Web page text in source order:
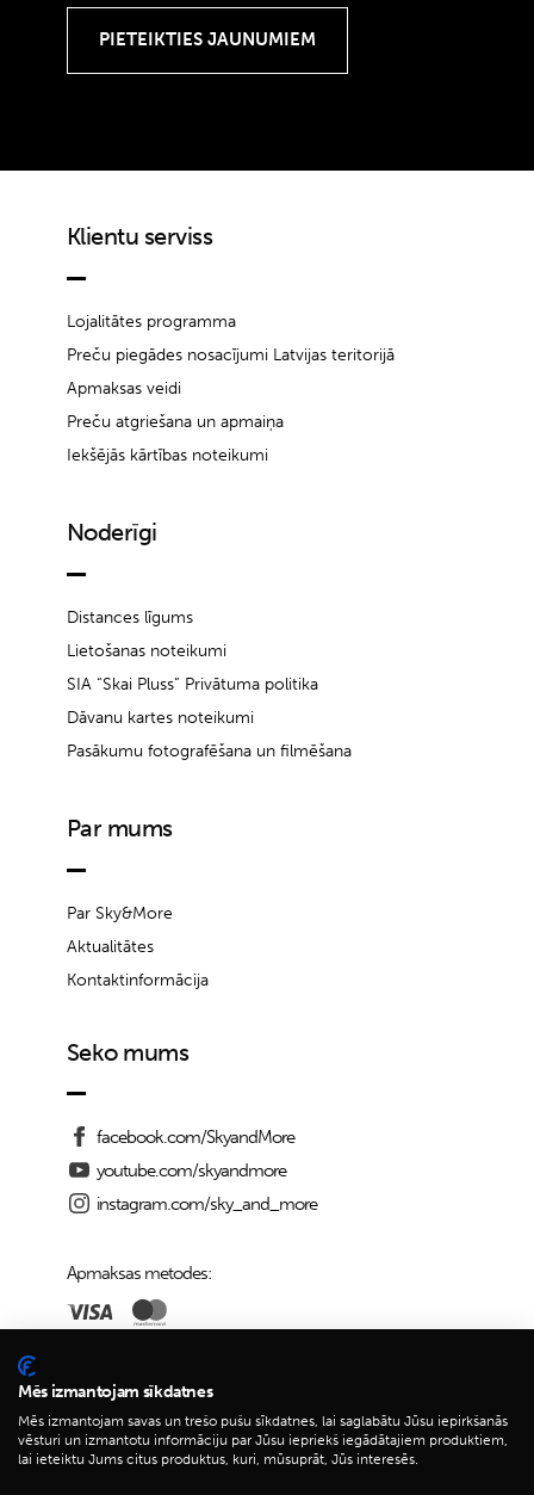
Klientu serviss
Lojalitātes programma
Preču piegādes nosacījumi Latvijas teritorijā
Apmaksas veidi
Preču atgriešana un apmaiņa
Iekšējās kārtības noteikumi
Noderīgi
Distances līgums
Lietošanas noteikumi
SIA “Skai Pluss” Privātuma politika
Dāvanu kartes noteikumi
Pasākumu fotografēšana un filmēšana
Par mums
Par Sky&More
Aktualitātes
Kontaktinformācija
Seko mums
facebook.com/SkyandMore
youtube.com/skyandmore
instagram.com/sky_and_more
Apmaksas metodes:
Piegādes iespējas:
Mēs izmantojam sīkdatnes
Mēs izmantojam savas un trešo pušu sīkdatnes, lai saglabātu Jūsu iepirkšanās
vēsturi un izmantotu informāciju par Jūsu iepriekš iegādātajiem produktiem,
lai ieteiktu Jums citus produktus, kuri, mūsuprāt, Jūs interesēs.